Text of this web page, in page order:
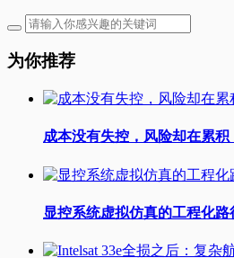
为你推荐
成本没有失控，风险却在累
显控系统虚拟仿真的工程化路